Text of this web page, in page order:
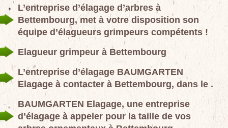
L’entreprise d’élagage d’arbres à
Bettembourg, met à votre disposition son
équipe d’élagueurs grimpeurs compétents !
Elagueur grimpeur à Bettembourg
L’entreprise d’élagage BAUMGARTEN
Elagage à contacter à Bettembourg, dans le .
BAUMGARTEN Elagage, une entreprise
d’élagage à appeler pour la taille de vos